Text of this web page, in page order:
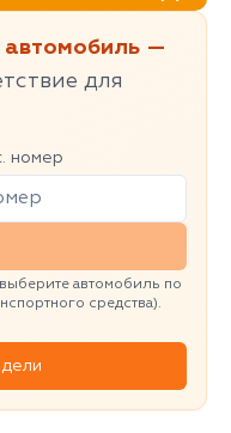
—
для
номер
автомобиль по
средства).